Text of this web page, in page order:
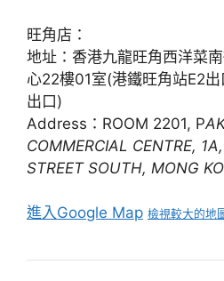
旺角店：
地址：香港九龍旺角西洋菜
心22樓01室(港鐵旺角站E2
出口)
Address：ROOM 2201, P
COMMERCIAL CENTRE,
STREET SOUTH, MONG
進入Google Map 檢視較大的地